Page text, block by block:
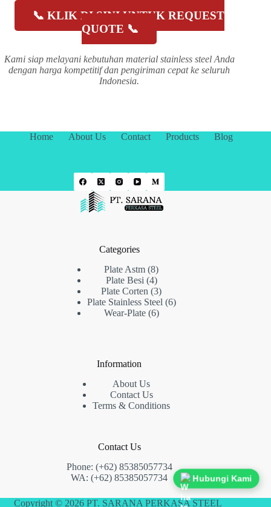
📞 KLIK DI SINI UNTUK REQUEST
QUOTE 📞
Kami siap melayani kebutuhan material stainless steel Anda
dengan harga kompetitif dan pengiriman cepat ke seluruh
Indonesia.
Home About Us Contact Products Blog
Categories
Plate Astm 88
Produk
Plate Besi 44
Produk
Plate Corten 33
Produk
Plate Stainless Steel 66
Wear-Plate 66
Information
About Us
Contact Us
Terms & Conditions
Contact Us
Phone: (+62) 85385057734
WA: (+62) 85385057734
Copyright © 2026 PT. SARANA PERKASA STEEL
Hubungi Kami